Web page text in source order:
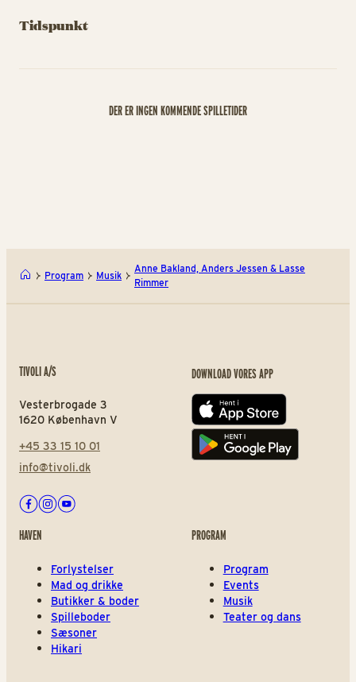
Tidspunkt
DER ER INGEN KOMMENDE SPILLETIDER
Program Musik
Anne Bakland, Anders Jessen & Lasse
Rimmer
TIVOLI A/S
Vesterbrogade 3
1620 København V
+45 33 15 10 01
info@tivoli.dk
Facebook
Instagram
Youtube
DOWNLOAD VORES APP
App store
Play store
HAVEN
Forlystelser
Mad og drikke
Butikker & boder
Spilleboder
Sæsoner
Hikari
PROGRAM
Program
Events
Musik
Teater og dans